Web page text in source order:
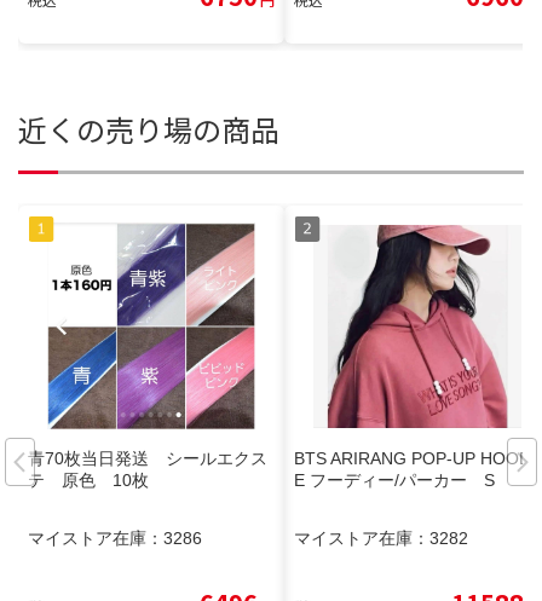
近くの売り場の商品
青70枚当日発送 シールエクス
テ 原色 10枚
マイストア在庫： 3286
BTS ARIRANG POP-UP HOODI
E フーディー/パーカー S
マイストア在庫： 3282